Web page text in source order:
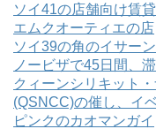
ソイ41の店舗向け賃
エムクオーティエの店
ソイ39の角のイサー
ノービザで45日間、
クィーンシリキット
(QSNCC)の催し、イ
ピンクのカオマンガイ